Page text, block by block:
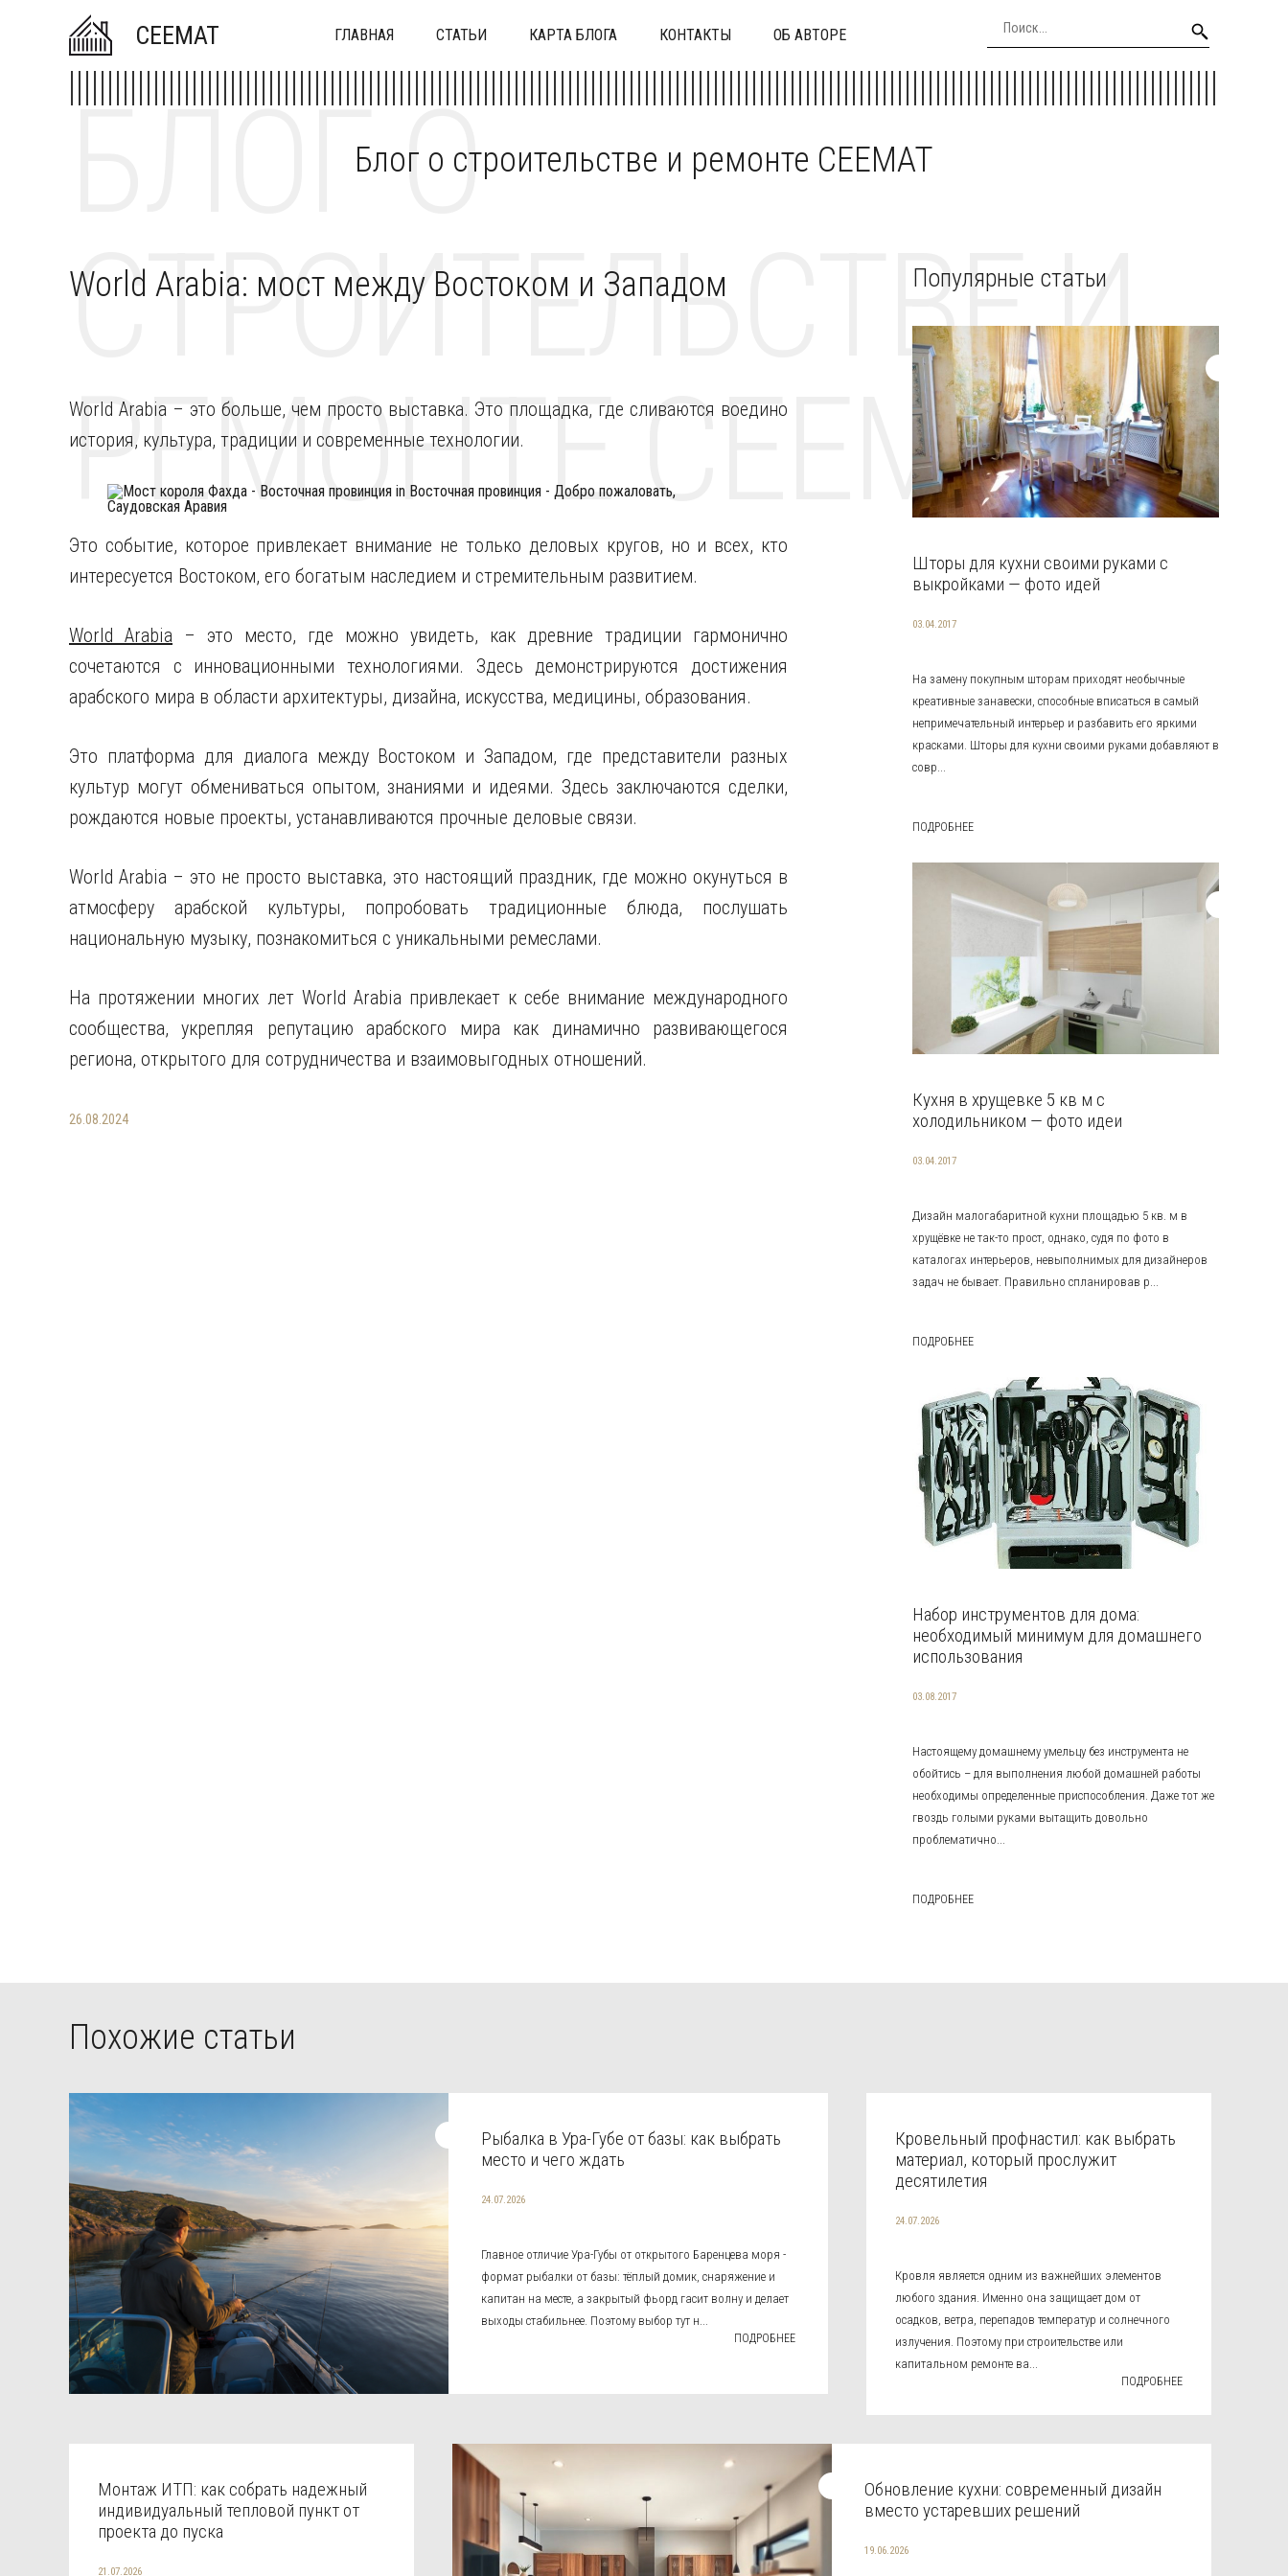
CEEMAT ГЛАВНАЯ СТАТЬИ КАРТА БЛОГА КОНТАКТЫ ОБ АВТОРЕ
Блог о строительстве и ремонте CEEMAT
БЛОГ О
СТРОИТЕЛЬСТВЕ И
РЕМОНТЕ CEEMAT
World Arabia: мост между Востоком и Западом
World Arabia – это больше, чем просто выставка. Это площадка, где сливаются воедино
история, культура, традиции и современные технологии.
Это событие, которое привлекает внимание не только деловых кругов, но и всех, кто
интересуется Востоком, его богатым наследием и стремительным развитием.
World Arabia – это место, где можно увидеть, как древние традиции гармонично
сочетаются с инновационными технологиями. Здесь демонстрируются достижения
арабского мира в области архитектуры, дизайна, искусства, медицины, образования.
Это платформа для диалога между Востоком и Западом, где представители разных
культур могут обмениваться опытом, знаниями и идеями. Здесь заключаются сделки,
рождаются новые проекты, устанавливаются прочные деловые связи.
World Arabia – это не просто выставка, это настоящий праздник, где можно окунуться в
атмосферу арабской культуры, попробовать традиционные блюда, послушать
национальную музыку, познакомиться с уникальными ремеслами.
На протяжении многих лет World Arabia привлекает к себе внимание международного
сообщества, укрепляя репутацию арабского мира как динамично развивающегося
региона, открытого для сотрудничества и взаимовыгодных отношений.
26.08.2024
Популярные статьи
Шторы для кухни своими руками с
выкройками — фото идей
03.04.2017
На замену покупным шторам приходят необычные
креативные занавески, способные вписаться в самый
непримечательный интерьер и разбавить его яркими
красками. Шторы для кухни своими руками добавляют в
совр...
ПОДРОБНЕЕ
Кухня в хрущевке 5 кв м с
холодильником — фото идеи
03.04.2017
Дизайн малогабаритной кухни площадью 5 кв. м в
хрущёвке не так-то прост, однако, судя по фото в
каталогах интерьеров, невыполнимых для дизайнеров
задач не бывает. Правильно спланировав р...
ПОДРОБНЕЕ
Набор инструментов для дома:
необходимый минимум для домашнего
использования
03.08.2017
Настоящему домашнему умельцу без инструмента не
обойтись – для выполнения любой домашней работы
необходимы определенные приспособления. Даже тот же
гвоздь голыми руками вытащить довольно
проблематично...
ПОДРОБНЕЕ
Похожие статьи
Рыбалка в Ура-Губе от базы: как выбрать
место и чего ждать
24.07.2026
Главное отличие Ура-Губы от открытого Баренцева моря -
формат рыбалки от базы: тёплый домик, снаряжение и
капитан на месте, а закрытый фьорд гасит волну и делает
выходы стабильнее. Поэтому выбор тут н...
ПОДРОБНЕЕ
Кровельный профнастил: как выбрать
материал, который прослужит
десятилетия
24.07.2026
Кровля является одним из важнейших элементов
любого здания. Именно она защищает дом от
осадков, ветра, перепадов температур и солнечного
излучения. Поэтому при строительстве или
капитальном ремонте ва...
ПОДРОБНЕЕ
Монтаж ИТП: как собрать надежный
индивидуальный тепловой пункт от
проекта до пуска
21.07.2026
Обновление кухни: современный дизайн
вместо устаревших решений
19.06.2026